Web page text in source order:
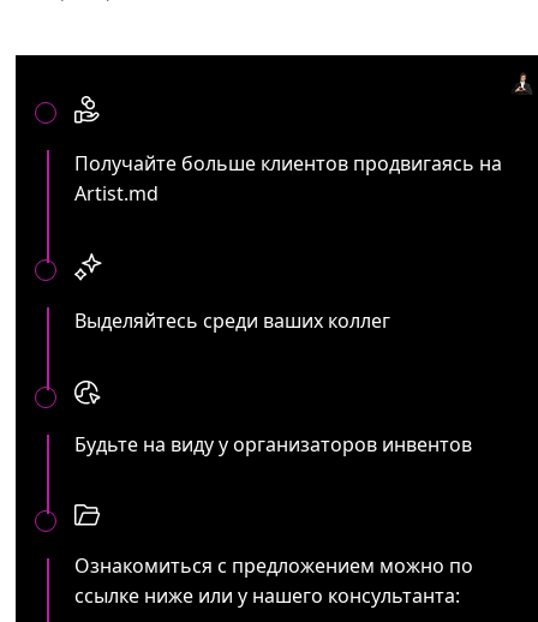
Получайте больше клиентов продвигаясь на
Artist.md
Выделяйтесь среди ваших коллег
Будьте на виду у организаторов инвентов
Ознакомиться с предложением можно по
ссылке ниже или у нашего консультанта: